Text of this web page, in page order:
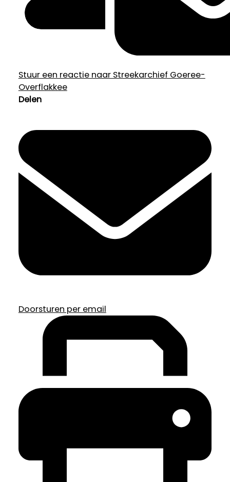
Stuur een reactie naar Streekarchief Goeree-
Overflakkee
Delen
Doorsturen per email